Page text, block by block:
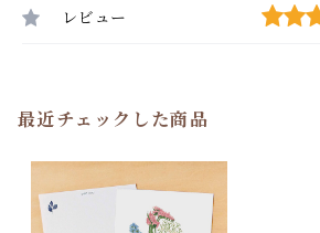
レビュー
最近チェックした商品